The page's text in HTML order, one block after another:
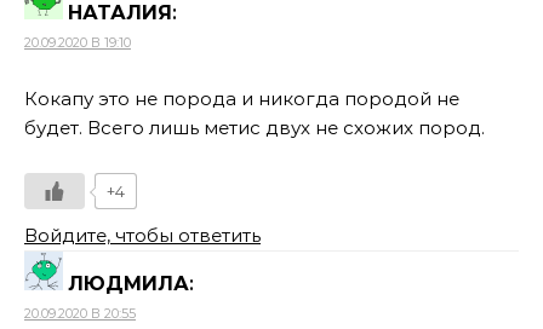
НАТАЛИЯ:
20.09.2020 В 19:10
Кокапу это не порода и никогда породой не
будет. Всего лишь метис двух не схожих пород.
+4
Войдите, чтобы ответить
ЛЮДМИЛА:
20.09.2020 В 20:55